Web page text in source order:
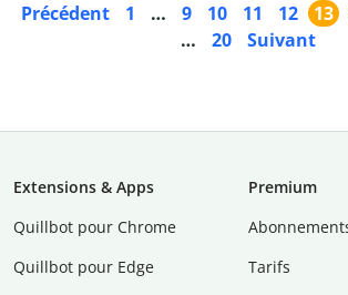
Précédent 1 … 9 10 11 12 13
…
20 Suivant
Extensions & Apps
Quillbot pour Chrome
Quillbot pour Edge
Premium
Tarifs